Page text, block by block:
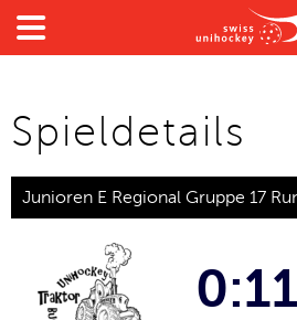

Spieldetails
Junioren E Regional Gruppe 17
0:11